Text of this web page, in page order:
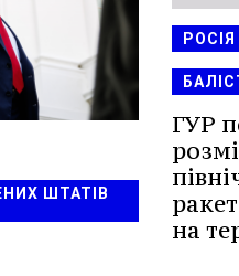
ШТАТІВ
РОСІЯ
ГУР
на